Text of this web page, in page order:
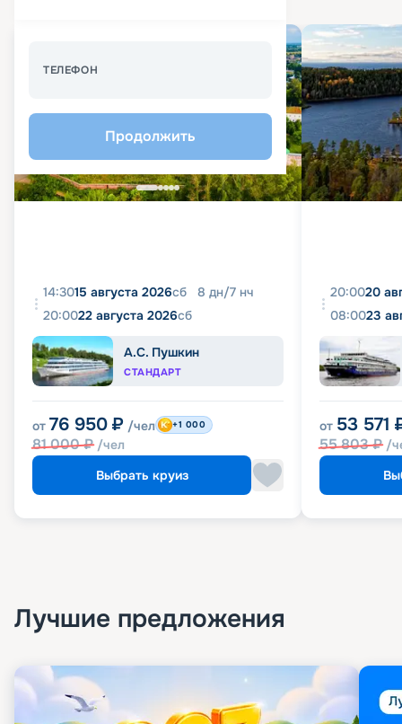
ТЕЛЕФОН
Продолжить
14:3015 августа 2026сб 8 дн/7 нч
20:0022 августа 2026сб
А.С. Пушкин
СТАНДАРТ
от 76 950 ₽ /чел
81 000₽ /чел
+1 000
Выбрать круиз
20:0020
08:0023
от 53 571
55 803₽ /
Лучшие предложения